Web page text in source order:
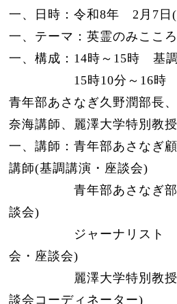
一、日時：令和8年 2月7
一、テーマ：英霊のみここ
一、構成：14時～15時 基
15時10分～16時 座
青年部あさなぎ久野潤部長
奈海講師、麗澤大学特別教
一、講師：青年部あさなぎ
講師(基調講演・座談会)
青年部あさなぎ部長
談会)
ジャーナリスト 葛
会・座談会)
麗澤大学特別教授
談会コーディネーター)